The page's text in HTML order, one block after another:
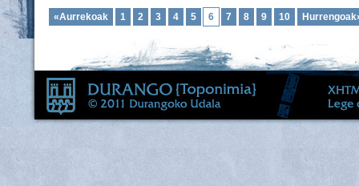
«Aurrekoak 1 2 3 4 5 6 7 8 9 10